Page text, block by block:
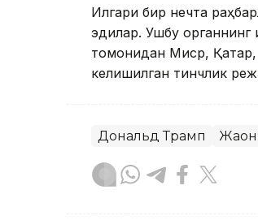
Илгари бир нечта
эдилар. Ушбу
томонидан Миср,
келишилган тинчлик
Дональд Трамп